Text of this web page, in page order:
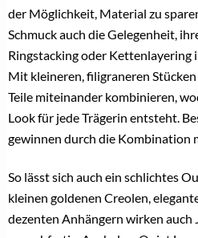
TAGS: Christoph Zellner,
Goldpreis,Ringe,Slider,